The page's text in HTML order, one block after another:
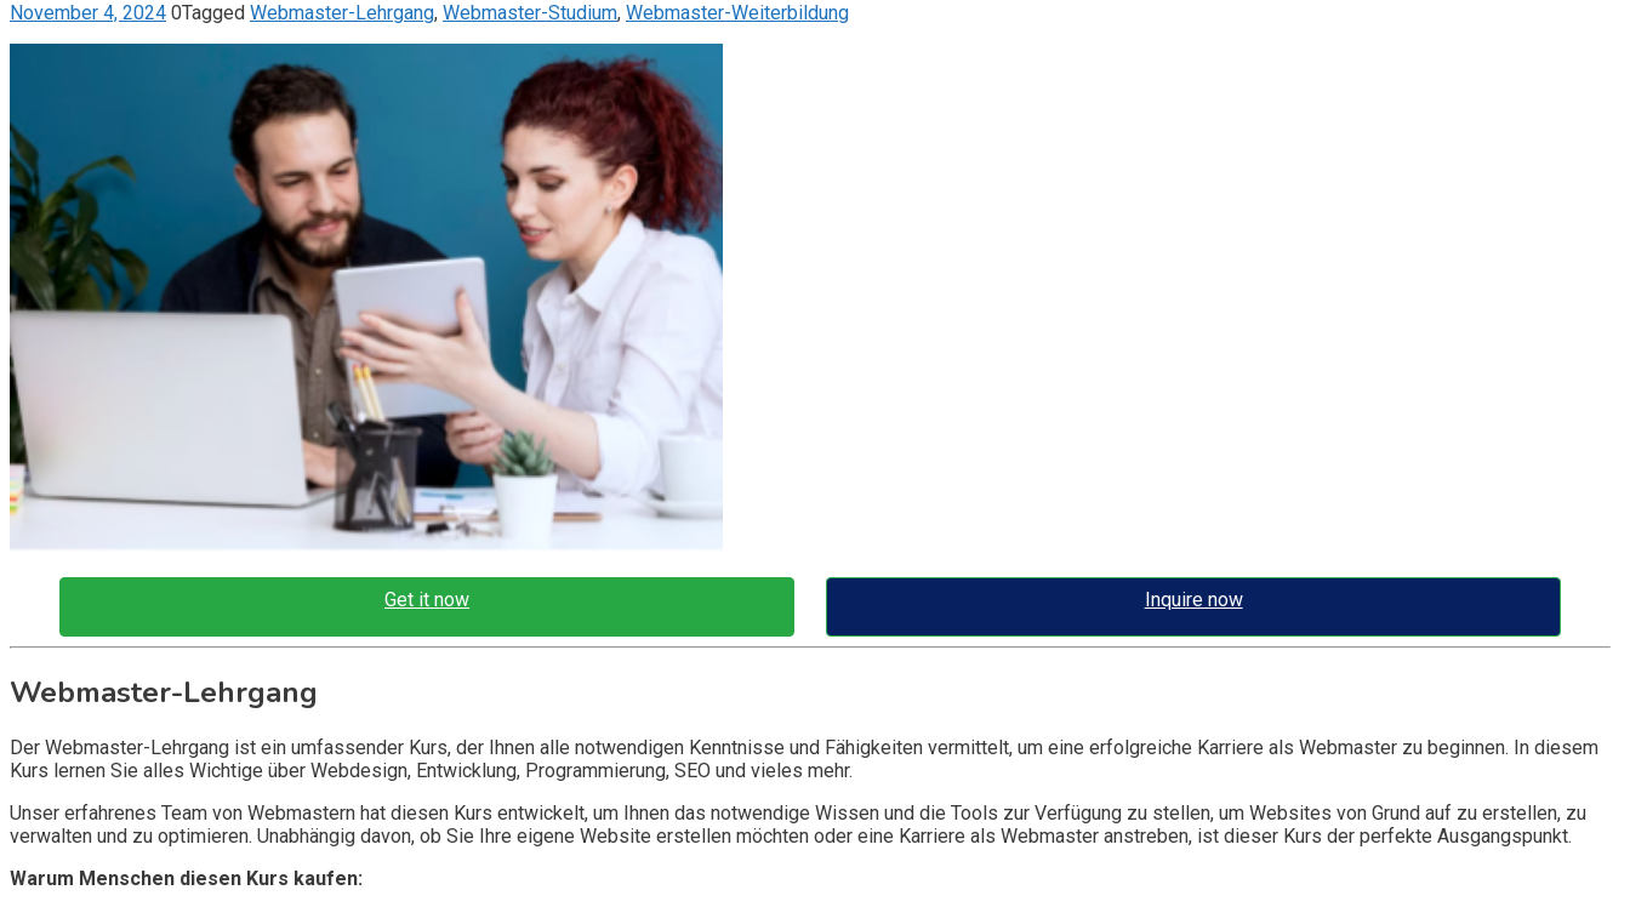
November 4, 2024 0Tagged Webmaster-Lehrgang, Webmaster-Studium, Webmaster-Weiterbildung
Get it now Inquire now
Webmaster-Lehrgang
Der Webmaster-Lehrgang ist ein umfassender Kurs, der Ihnen alle notwendigen Kenntnisse und Fähigkeiten vermittelt, um eine erfolgreiche Karriere als Webmaster zu beginnen. In diesem
Kurs lernen Sie alles Wichtige über Webdesign, Entwicklung, Programmierung, SEO und vieles mehr.
Unser erfahrenes Team von Webmastern hat diesen Kurs entwickelt, um Ihnen das notwendige Wissen und die Tools zur Verfügung zu stellen, um Websites von Grund auf zu erstellen, zu
verwalten und zu optimieren. Unabhängig davon, ob Sie Ihre eigene Website erstellen möchten oder eine Karriere als Webmaster anstreben, ist dieser Kurs der perfekte Ausgangspunkt.
Warum Menschen diesen Kurs kaufen: